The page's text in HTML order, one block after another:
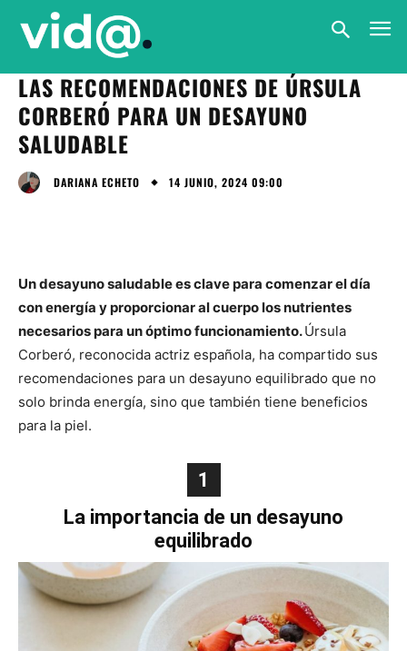
LAS RECOMENDACIONES DE ÚRSULA
CORBERÓ PARA UN DESAYUNO
SALUDABLE
DARIANA ECHETO 14 JUNIO, 2024 09:00
Un desayuno saludable es clave para comenzar el día
con energía y proporcionar al cuerpo los nutrientes
necesarios para un óptimo funcionamiento.Úrsula
Corberó, reconocida actriz española, ha compartido sus
recomendaciones para un desayuno equilibrado que no
solo brinda energía, sino que también tiene beneficios
para la piel.
1
La importancia de un desayuno
equilibrado